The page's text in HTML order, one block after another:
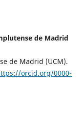
de Madrid
de Madrid (UCM).
orcid.org/0000-